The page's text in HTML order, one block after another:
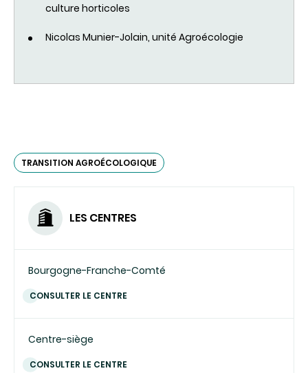
culture horticoles
Nicolas Munier-Jolain, unité Agroécologie
TRANSITION AGROÉCOLOGIQUE
LES CENTRES
Bourgogne-Franche-Comté
CONSULTER LE CENTRE
Centre-siège
CONSULTER LE CENTRE